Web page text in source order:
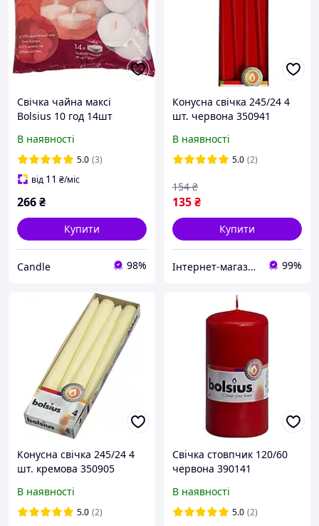
Свічка чайна максі
Bolsius 10 год 14шт
В наявності
5.0 (3)
від 11 ₴/міс
266₴
Купити
Candle 98%
Конусна свічка 245/24 4
шт. червона 350941
В наявності
5.0 (2)
135₴
154 ₴
Купити
Інтернет-магазин Comoda 99%
Конусна свічка 245/24 4
шт. кремова 350905
В наявності
5.0 (2)
Свічка стовпчик 120/60
червона 390141
В наявності
5.0 (2)